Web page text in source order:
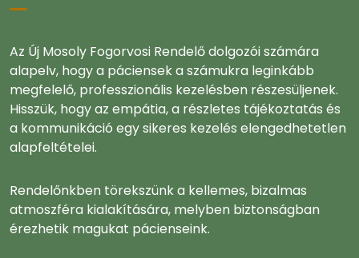
Az Új Mosoly Fogorvosi Rendelő dolgozói számára
alapelv, hogy a páciensek a számukra leginkább
megfelelő, professzionális kezelésben részesüljenek.
Hisszük, hogy az empátia, a részletes tájékoztatás és
a kommunikáció egy sikeres kezelés elengedhetetlen
alapfeltételei.
Rendelőnkben törekszünk a kellemes, bizalmas
atmoszféra kialakítására, melyben biztonságban
érezhetik magukat pácienseink.